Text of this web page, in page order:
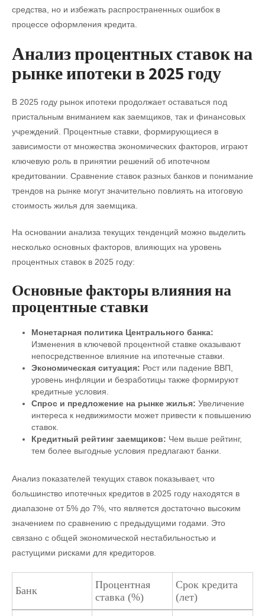
средства, но и избежать распространенных ошибок в
процессе оформления кредита.
Анализ процентных ставок на
рынке ипотеки в 2025 году
В 2025 году рынок ипотеки продолжает оставаться под
пристальным вниманием как заемщиков, так и финансовых
учреждений. Процентные ставки, формирующиеся в
зависимости от множества экономических факторов, играют
ключевую роль в принятии решений об ипотечном
кредитовании. Сравнение ставок разных банков и понимание
трендов на рынке могут значительно повлиять на итоговую
стоимость жилья для заемщика.
На основании анализа текущих тенденций можно выделить
несколько основных факторов, влияющих на уровень
процентных ставок в 2025 году:
Основные факторы влияния на
процентные ставки
Монетарная политика Центрального банка:
Изменения в ключевой процентной ставке оказывают
непосредственное влияние на ипотечные ставки.
Экономическая ситуация: Рост или падение ВВП,
уровень инфляции и безработицы также формируют
кредитные условия.
Спрос и предложение на рынке жилья: Увеличение
интереса к недвижимости может привести к повышению
ставок.
Кредитный рейтинг заемщиков: Чем выше рейтинг,
тем более выгодные условия предлагают банки.
Анализ показателей текущих ставок показывает, что
большинство ипотечных кредитов в 2025 году находятся в
диапазоне от 5% до 7%, что является достаточно высоким
значением по сравнению с предыдущими годами. Это
связано с общей экономической нестабильностью и
растущими рисками для кредиторов.
Банк
Процентная
ставка (%)
Срок кредита
(лет)